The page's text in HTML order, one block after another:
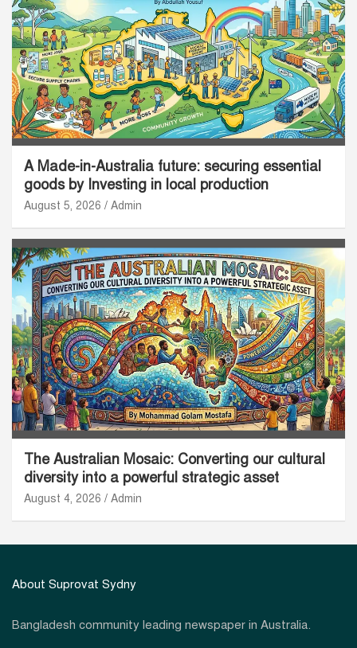
A Made-in-Australia future: securing essential
goods by Investing in local production
August 5, 2026 Admin
The Australian Mosaic: Converting our cultural
diversity into a powerful strategic asset
August 4, 2026 Admin
About Suprovat Sydny
Bangladesh community leading newspaper in Australia.